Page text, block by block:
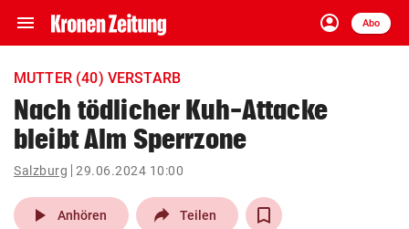
menu Navigation
ein-/ausklappen
account_circle
Anmelden
Abo
close Schließen
account_circle Anmelden
pin_drop
Wien arrow_right
MUTTER (40) VERSTARB
Nach tödlicher Kuh-Attacke
bleibt Alm Sperrzone
Salzburg 29.06.2024 10:00
play_arrow Anhören Teilen